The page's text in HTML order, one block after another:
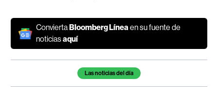
Convierta Bloomberg Líneaen su fuente de
noticiasaquí
Temas de este artículoLas noticias del día